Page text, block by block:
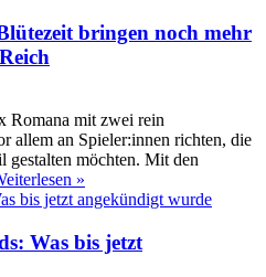
bringen noch mehr
Romana mit zwei rein
allem an Spieler:innen richten, die
gestalten möchten. Mit den
»
Was bis jetzt